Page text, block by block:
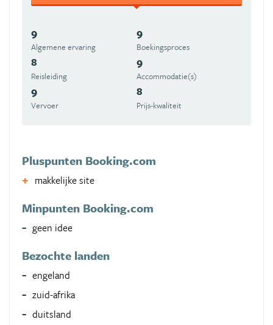
9
Algemene ervaring
9
Boekingsproces
8
Reisleiding
9
Accommodatie(s)
9
Vervoer
8
Prijs-kwaliteit
Pluspunten Booking.com
makkelijke site
Minpunten Booking.com
geen idee
Bezochte landen
engeland
zuid-afrika
duitsland